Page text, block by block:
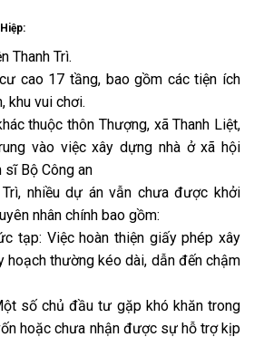
Thanh Trì.
cao 17 tầng, bao gồm các tiện ích
khu vui chơi.
thuộc thôn Thượng, xã Thanh Liệt,
vào việc xây dựng nhà ở xã hội
sĩ Bộ Công an
Trì, nhiều dự án vẫn chưa được khởi
nhân chính bao gồm:
tạp: Việc hoàn thiện giấy phép xây
hoạch thường kéo dài, dẫn đến chậm
số chủ đầu tư gặp khó khăn trong
hoặc chưa nhận được sự hỗ trợ kịp